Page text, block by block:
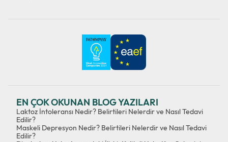
EN ÇOK OKUNAN BLOG YAZILARI
Laktoz İntoleransı Nedir? Belirtileri Nelerdir ve Nasıl Tedavi
Edilir?
Maskeli Depresyon Nedir? Belirtileri Nelerdir ve Nasıl Tedavi
Edilir?